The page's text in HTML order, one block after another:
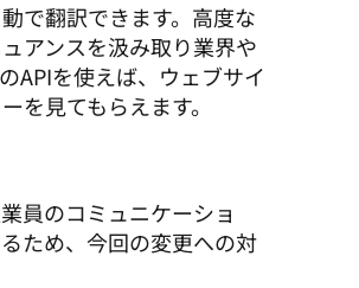
で翻訳できます。高度な
アンスを汲み取り業界や
APIを使えば、ウェブサイ
を見てもらえます。
員のコミュニケーショ
ため、今回の変更への対